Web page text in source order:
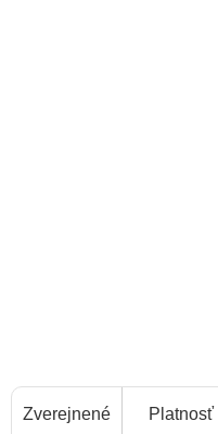
Zverejnené
Platnosť